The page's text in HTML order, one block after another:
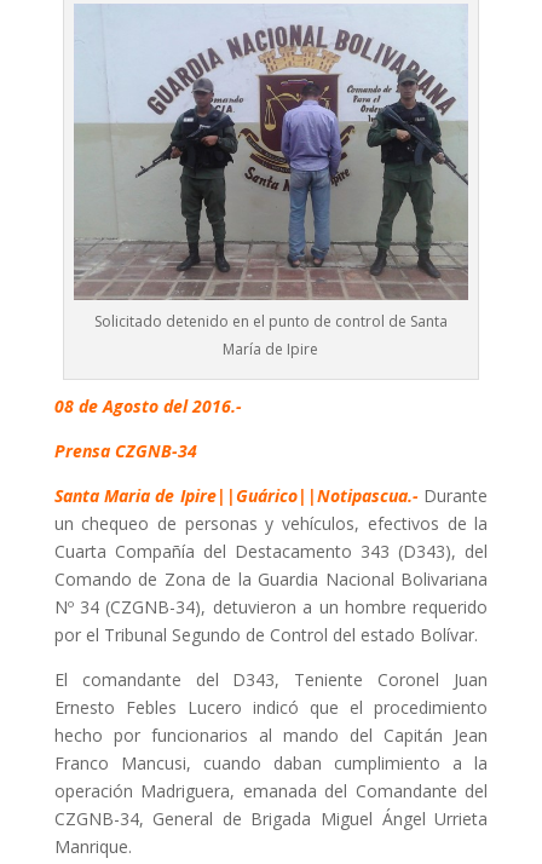
Solicitado detenido en el punto de control de Santa
María de Ipire
08 de Agosto del 2016.-
Prensa CZGNB-34
Santa Maria de Ipire||Guárico||Notipascua.-Durante
un chequeo de personas y vehículos, efectivos de la
Cuarta Compañía del Destacamento 343 (D343), del
Comando de Zona de la Guardia Nacional Bolivariana
Nº 34 (CZGNB-34), detuvieron a un hombre requerido
por el Tribunal Segundo de Control del estado Bolívar.
El comandante del D343, Teniente Coronel Juan
Ernesto Febles Lucero indicó que el procedimiento
hecho por funcionarios al mando del Capitán Jean
Franco Mancusi, cuando daban cumplimiento a la
operación Madriguera, emanada del Comandante del
CZGNB-34, General de Brigada Miguel Ángel Urrieta
Manrique.